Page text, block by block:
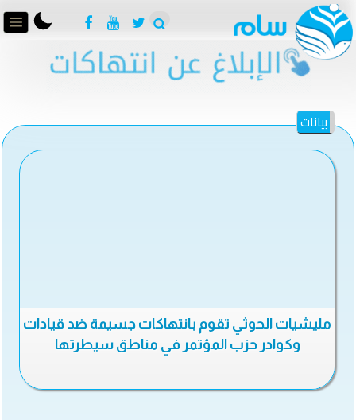
بيانات
مليشيات الحوثي تقوم بانتهاكات جسيمة ضد قيادات
وكوادر حزب المؤتمر في مناطق سيطرتها